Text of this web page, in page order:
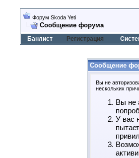
Форум Skoda Yeti
Сообщение форума
Банлист Регистрация
Сообщение
Вы не
нескольких
Вы не
У вас